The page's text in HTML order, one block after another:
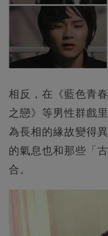
相反，在《藍色青
之戀》等男性群戲
為長相的緣故變得
的氣息也和那些「
合。